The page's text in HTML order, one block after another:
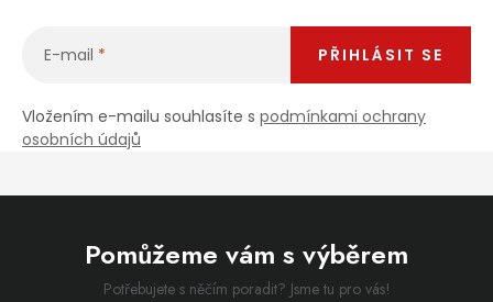
E-mail
Vložením e-mailu souhlasíte s podmínkami ochrany
osobních údajů
PŘIHLÁSIT SE
Pomůžeme vám s výběrem
Potřebujete s něčím poradit? Jsme tu pro vás!